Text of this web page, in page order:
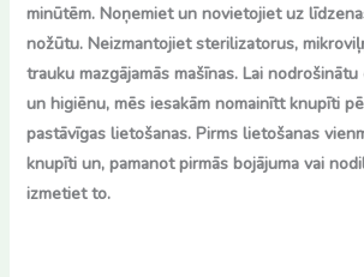
minūtēm. Noņemiet un novietojiet uz
nožūtu. Neizmantojiet sterilizatorus,
trauku mazgājamās mašīnas. Lai
un higiēnu, mēs iesakām nomainītt knupīti
pastāvīgas lietošanas. Pirms lietošanas
knupīti un, pamanot pirmās bojājuma vai
izmetiet to.